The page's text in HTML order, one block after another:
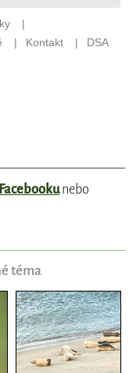
Facebookunebo
téma